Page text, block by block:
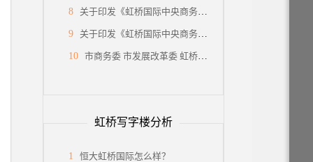
8 关于印发《虹桥国际中央商务区关于西片国际级消费集聚区建设的支持政策》的通知
9 关于印发《虹桥国际中央商务区关于国际会展之都承载地建设的支持政策》的通知
10 市商务委 市发展改革委 虹桥国际中央商务区管委会印发《关于支持虹桥国际中央商务区建设国际贸易中心新平台的若干措施》的通知
虹桥写字楼分析
1 恒大虹桥国际怎么样？